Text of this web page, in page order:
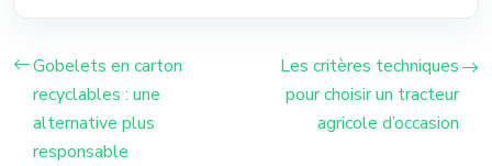
Gobelets en carton
recyclables : une
alternative plus
responsable
Les critères techniques
pour choisir un tracteur
agricole d’occasion